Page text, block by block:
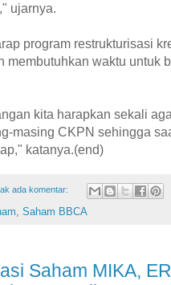
ujarnya.
program restrukturisasi
membutuhkan waktu untuk
kita harapkan sekali
masing CKPN sehingga
katanya.(end)
ada komentar:
Saham BBCA
Saham MIKA,